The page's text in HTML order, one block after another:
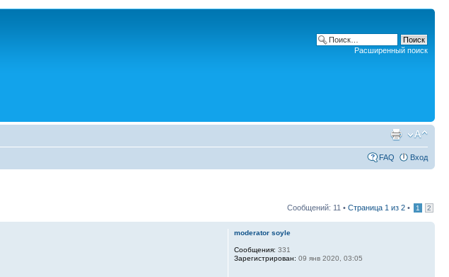
Расширенный поиск
FAQ Вход
Сообщений: 11 • Страница 1 из 2 • 1 2
moderator soyle
Сообщения: 331
Зарегистрирован: 09 янв 2020, 03:05